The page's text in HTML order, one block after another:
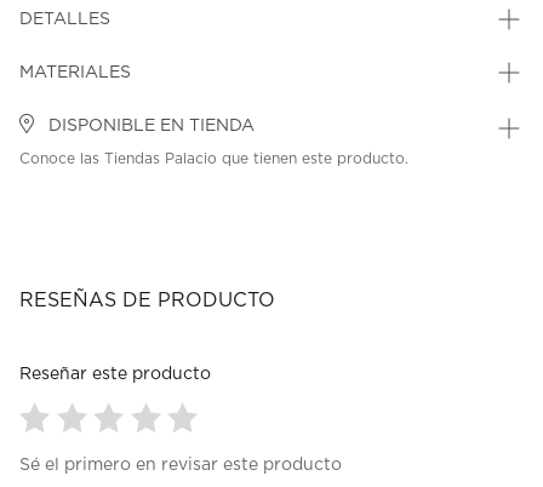
DETALLES
MATERIALES
DISPONIBLE EN TIENDA
Conoce las Tiendas Palacio que tienen este producto.
RESEÑAS DE PRODUCTO
Reseñar este producto
paraparaparaparapara
Sé el primero en revisar este producto